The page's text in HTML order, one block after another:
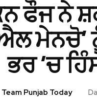
ਫੌਜ ਨੇ
ਮੇਨਚੋ’
ਭਰ ’ਚ
Team Punjab Today